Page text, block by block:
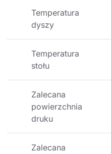
Temperatura
dyszy
Temperatura
stołu
Zalecana
powierzchnia
druku
Zalecana